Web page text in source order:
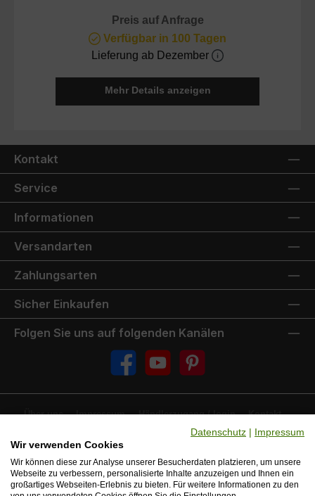
Preis auf Anfrage
Verfügbar in 100 Tagen
Lieferung ab Dezember
Mehr Details anzeigen
Kontakt
Service
Informationen
Versandarten
Zahlungsarten
Sicher Einkaufen
Folgen Sie uns auf folgenden Kanälen
FacebookYouTube Pinterest
Über uns Impressum Händlerzugang /-login
Kontakt
Downloads & Dokumente
Versand & Zahlung
Alle Preise inkl. gesetzl. Mehrwertsteuer zzgl.Versandkostenund ggf.
Nachnahmegebühren, wenn nicht anders angegeben.
¹ Ohne Gewähr. In Abhängigkeit von Lieferkonditionen (z.B. Hardtop
Datenschutz
Impressum
Wir verwenden Cookies
Wir können diese zur Analyse unserer Besucherdaten platzieren, um unsere
Webseite zu verbessern, personalisierte Inhalte anzuzeigen und Ihnen ein
großartiges Webseiten-Erlebnis zu bieten. Für weitere Informationen zu den